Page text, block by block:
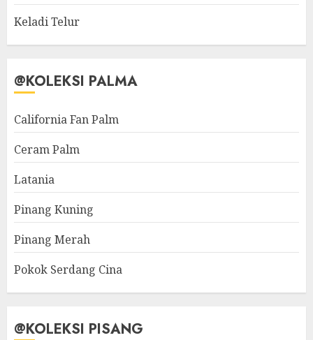
Keladi Telur
@KOLEKSI PALMA
California Fan Palm
Ceram Palm
Latania
Pinang Kuning
Pinang Merah
Pokok Serdang Cina
@KOLEKSI PISANG